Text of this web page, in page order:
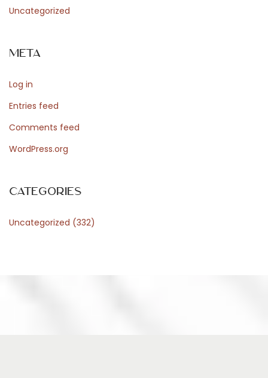
Uncategorized
Meta
Log in
Entries feed
Comments feed
WordPress.org
Categories
Uncategorized (332)